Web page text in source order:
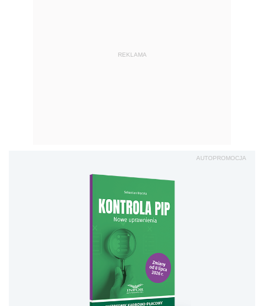
REKLAMA
AUTOPROMOCJA